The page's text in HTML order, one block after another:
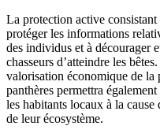
La protection active consistant
protéger les informations
des individus et à décourager
chasseurs d’atteindre les
valorisation économique de la
panthères permettra
les habitants locaux à la cause
de leur écosystème.